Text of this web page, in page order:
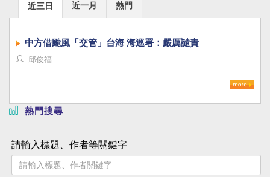
近三日 近一月 熱門
中方借颱風「交管」台海 海巡署：嚴厲譴責
邱俊福
熱門搜尋
請輸入標題、作者等關鍵字